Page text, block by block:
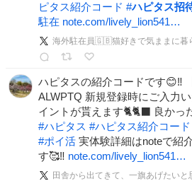
ピタス紹介コード #ハピタス招
駐在 note.com/lively_lion541…
海外駐在員🇬🇧猫好きで気ままに暮
ハピタスの紹介コードです😊‼️
ALWPTQ 新規登録時にご入力
イントが貰えます🐈🐈‍⬛ 良か
#ハピタス #ハピタス紹介コード
#ポイ活 実体験詳細はnoteで紹
す🥰‼️ note.com/lively_lion541…